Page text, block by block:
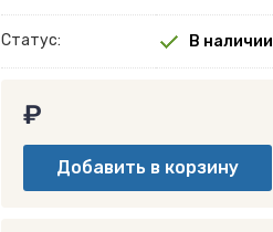
Статус: В наличии
₽